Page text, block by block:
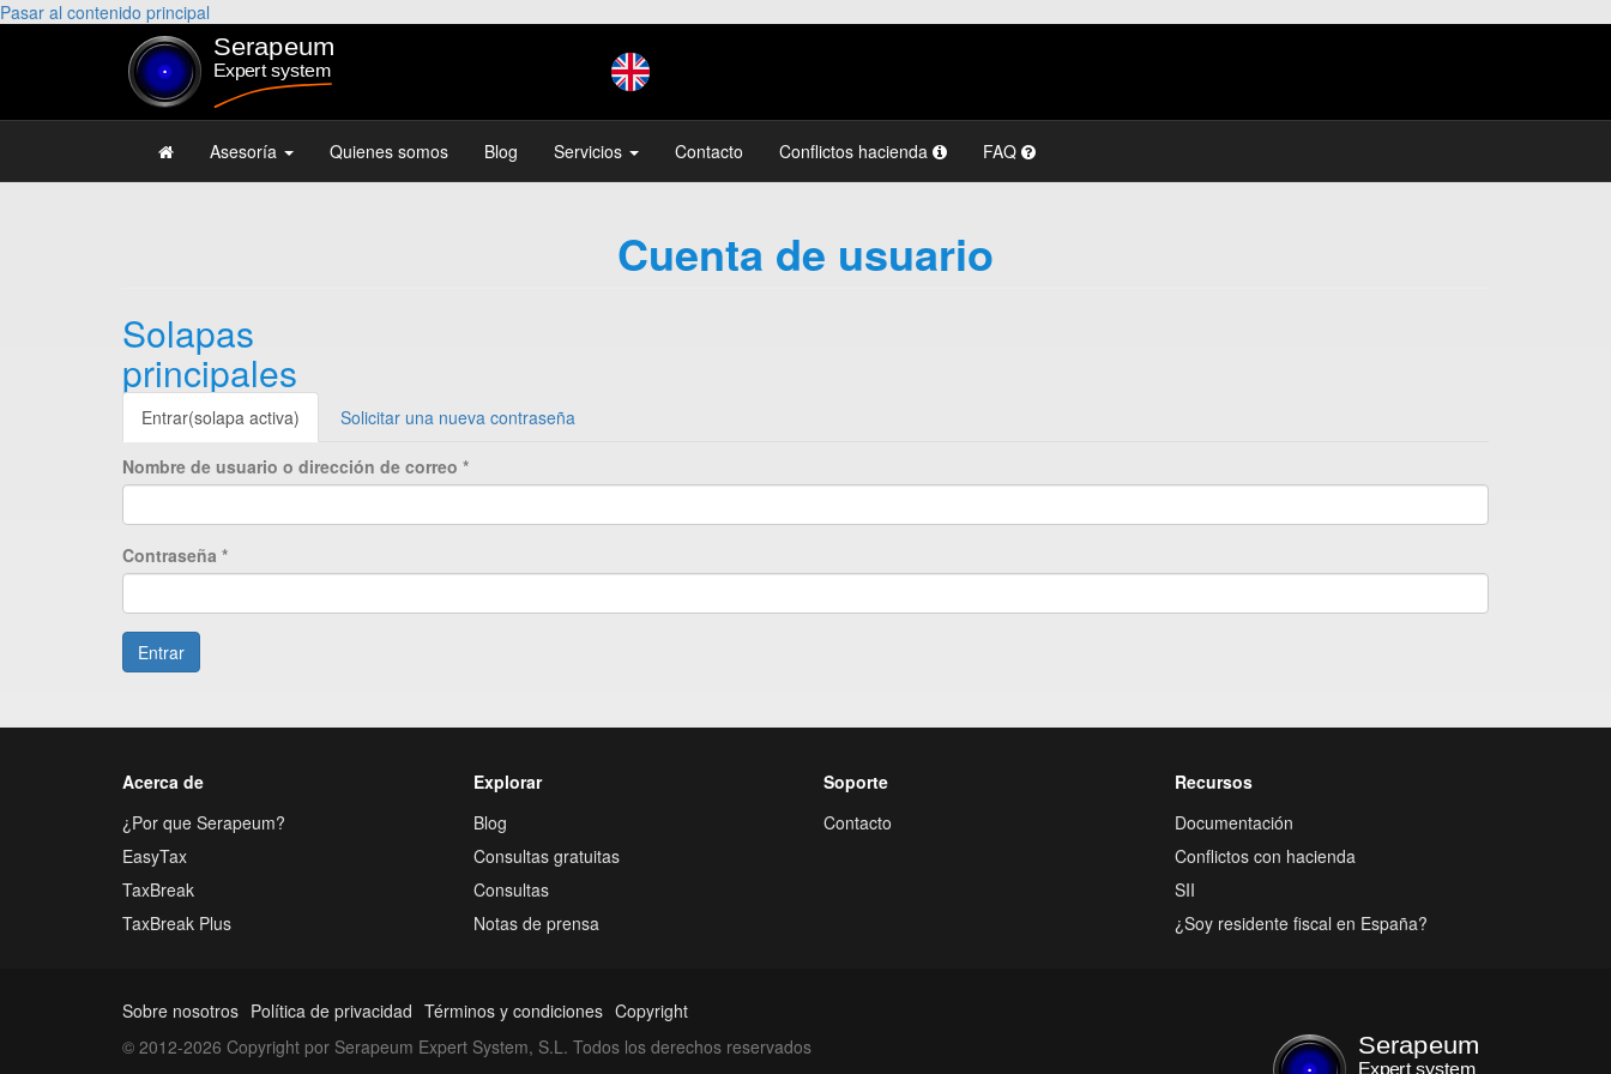
Pasar al contenido principal
Asesoría Quienes somos Blog Servicios Contacto Conflictos hacienda FAQ
Cuenta de usuario
Solapas
principales
Entrar(solapa activa) Solicitar una nueva contraseña
Nombre de usuario o dirección de correo *
Contraseña *
Entrar
Acerca de
¿Por que Serapeum?
EasyTax
TaxBreak
TaxBreak Plus
Explorar
Blog
Consultas gratuitas
Consultas
Notas de prensa
Soporte
Contacto
Recursos
Documentación
Conflictos con hacienda
SII
¿Soy residente fiscal en España?
Sobre nosotros Política de privacidad Términos y condiciones Copyright
© 2012-2026 Copyright por Serapeum Expert System, S.L. Todos los derechos reservados